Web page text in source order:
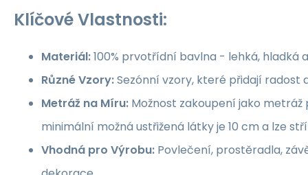
Klíčové Vlastnosti:
Materiál:100% prvotřídní bavlna - lehká, hladká
Různé Vzory:Sezónní vzory, které přidají radost
Metráž na Míru: Možnost zakoupení jako
minimální možná ustřižená látky je 10 cm a lze
Vhodná pro Výrobu: Povlečení, prostěradla,